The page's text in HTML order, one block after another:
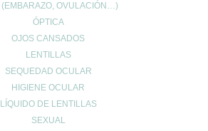
(EMBARAZO, OVULACIÓN…)
ÓPTICA
OJOS CANSADOS
LENTILLAS
SEQUEDAD OCULAR
HIGIENE OCULAR
LÍQUIDO DE LENTILLAS
SEXUAL
FARMACIA ROMERO CB